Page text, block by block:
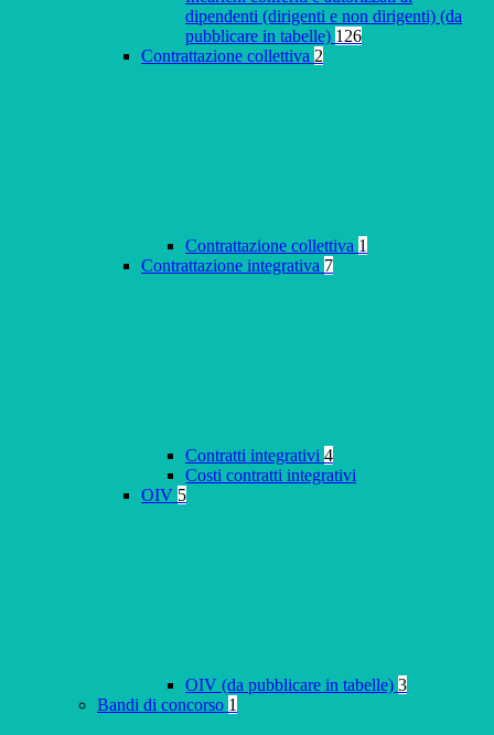
dipendenti (dirigenti e non dirigenti) (da
pubblicare in tabelle) 126
Contrattazione collettiva 2
Contrattazione collettiva 1
Contrattazione integrativa 7
Contratti integrativi 4
Costi contratti integrativi
OIV 5
OIV (da pubblicare in tabelle) 3
Bandi di concorso 1